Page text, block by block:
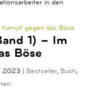
in den
1) – Im
Böse
2023 | Bestseller, Buch,